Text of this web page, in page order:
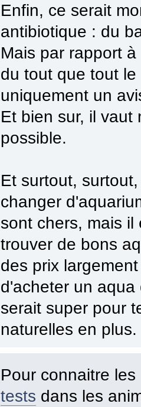
Enfin, ce serait
antibiotique : du
Mais par rapport
du tout que tout
uniquement un
Et bien sur, il vaut
possible.
Et surtout,
changer
sont chers, mais
trouver de bons
des prix
d'acheter un
serait super pour
naturelles en plus.
Pour connaitre
tests dans les